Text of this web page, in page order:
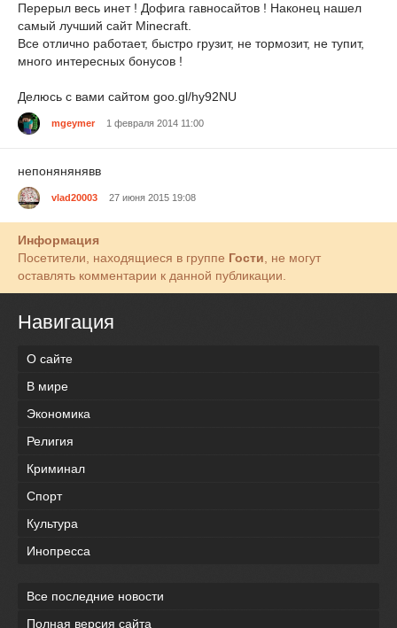
Перерыл весь инет ! Дофига гавносайтов ! Наконец нашел
самый лучший сайт Minecraft.
Все отлично работает, быстро грузит, не тормозит, не тупит,
много интересных бонусов !
Делюсь с вами сайтом goo.gl/hy92NU
mgeymer 1 февраля 2014 11:00
непонянянявв
vlad20003 27 июня 2015 19:08
Информация
Посетители, находящиеся в группе Гости , не могут
оставлять комментарии к данной публикации.
Навигация
О сайте
В мире
Экономика
Религия
Криминал
Спорт
Культура
Инопресса
Все последние новости
Полная версия сайта